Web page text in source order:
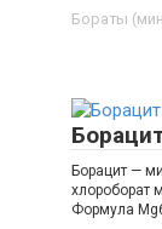
Бораты
Борацит —
хлороборат
Формула